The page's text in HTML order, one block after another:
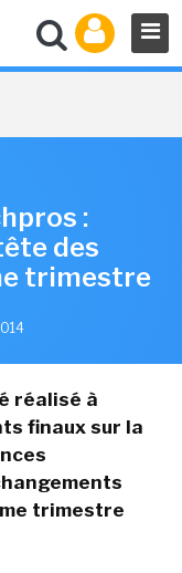
:
des
trimestre
réalisé à
finaux sur la
trimestre